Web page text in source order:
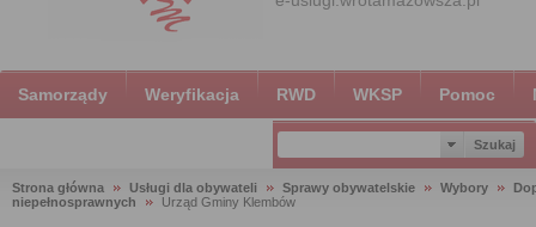
Samorządy Weryfikacja RWD WKSP Pomoc
Strona główna Usługi dla obywateli Sprawy obywatelskie Wybory
niepełnosprawnych
Urząd Gminy Klembów